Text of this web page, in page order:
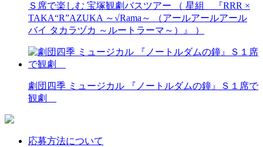
Ｓ席で楽しむ 宝塚観劇バスツアー （ 星組 『RRR ×
TAKA“R”AZUKA ～√Rama～ （アールアールアール
バイ タカラヅカ ～ルートラーマ～）』 ）
劇団四季 ミュージカル 『ノートルダムの鐘』Ｓ１席で
観劇
応募方法について